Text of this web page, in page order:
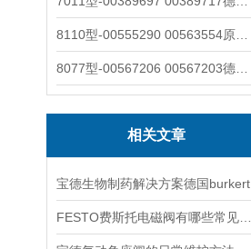
相关文章
宝德生物制药解决方案德国burkert